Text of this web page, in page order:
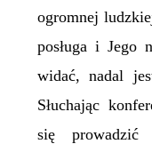
ogromnej
posługa i Jego
widać, nadal
Słuchając
się